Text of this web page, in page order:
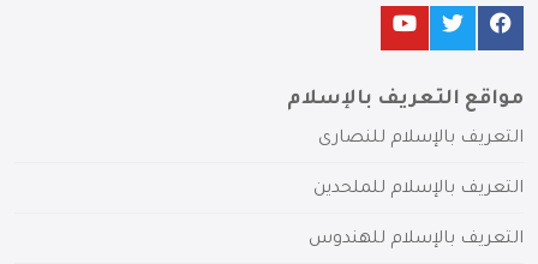
مواقع التعريف بالإسلام
التعريف بالإسلام للنصارى
التعريف بالإسلام للملحدين
التعريف بالإسلام للهندوس